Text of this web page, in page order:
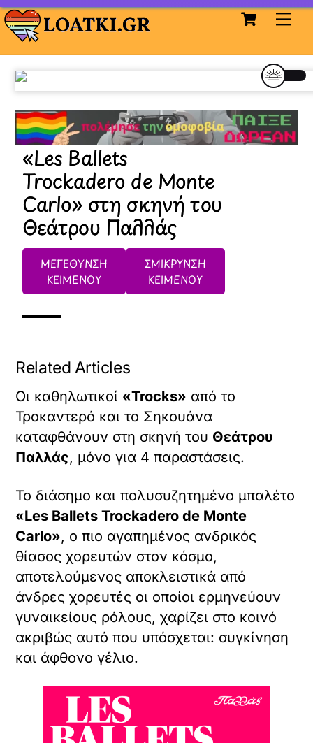
Skip
to
content
Cart
«Les Ballets
Trockadero de Monte
Carlo» στη σκηνή του
Θεάτρου Παλλάς
ΜΕΓΕΘΥΝΣΗ
ΚΕΙΜΕΝΟΥ
ΣΜΙΚΡΥΝΣΗ
ΚΕΙΜΕΝΟΥ
Related Articles
Οι καθηλωτικοί «Trocks» από το
Τροκαντερό και το Σηκουάνα
καταφθάνουν στη σκηνή του Θεάτρου
Παλλάς, μόνο για 4 παραστάσεις.
Το διάσημο και πολυσυζητημένο μπαλέτο
«Les Ballets Trockadero de Monte
Carlo», ο πιο αγαπημένος ανδρικός
θίασος χορευτών στον κόσμο,
αποτελούμενος αποκλειστικά από
άνδρες χορευτές οι οποίοι ερμηνεύουν
γυναικείους ρόλους, χαρίζει στο κοινό
ακριβώς αυτό που υπόσχεται: συγκίνηση
και άφθονο γέλιο.